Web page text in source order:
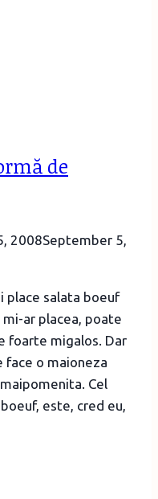
de
2008September 5,
place salata boeuf
ar placea, poate
foarte migalos. Dar
face o maioneza
Cel
este, cred eu,